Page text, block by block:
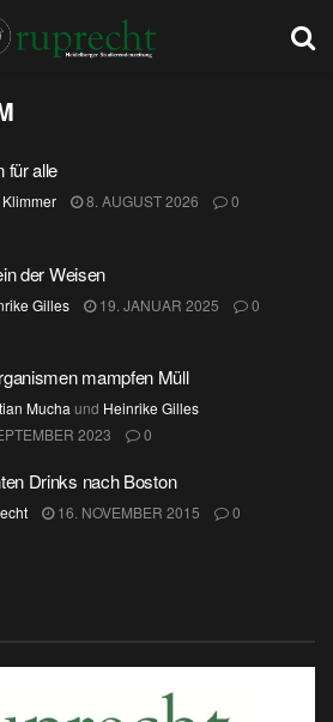
für alle
Klimmer 8. AUGUST 2026 0
der Weisen
Gilles 19. JANUAR 2025 0
mampfen Müll
Mucha und Heinrike Gilles
2023
0
Drinks nach Boston
16. NOVEMBER 2015 0